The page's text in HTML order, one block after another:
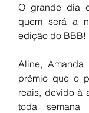
O grande dia
quem será a
edição do BBB!
Aline,
prêmio que o
reais, devido à
toda